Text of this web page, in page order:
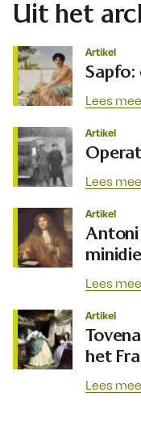
Uit het
Artikel
Sapfo:
Lees
Artikel
Lees
Artikel
Antoni
Lees
Artikel
het
Lees